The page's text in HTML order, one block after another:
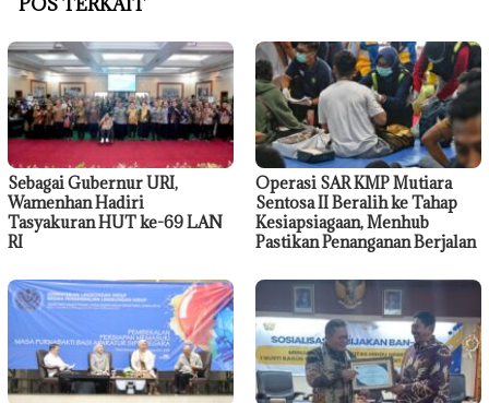
Sebagai Gubernur URI,
Wamenhan Hadiri
Tasyakuran HUT ke-69 LAN
RI
Operasi SAR KMP Mutiara
Sentosa II Beralih ke Tahap
Kesiapsiagaan, Menhub
Pastikan Penanganan Berjalan